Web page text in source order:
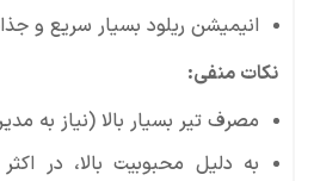
انیمیشن ریلود بسیار سریع و
نکات منفی:
مصرف تیر بسیار بالا (نیاز به
به دلیل محبوبیت بالا، در